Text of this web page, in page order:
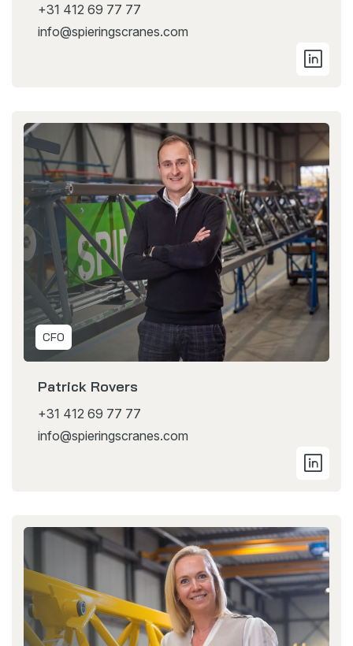
+31 412 69 77 77
info@spieringscranes.com
CFO
Patrick Rovers
+31 412 69 77 77
info@spieringscranes.com